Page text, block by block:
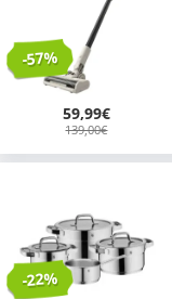
-57%
59,99€
139,00€
-22%